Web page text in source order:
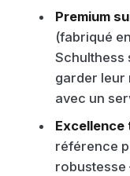
Premium
(fabriqué
Schulthess
garder leur
avec un
Excellence
référence